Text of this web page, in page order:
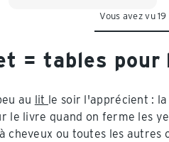
Vous avez vu
= tables
au lit le soir l'apprécient :
le livre quand on ferme les
cheveux ou toutes les